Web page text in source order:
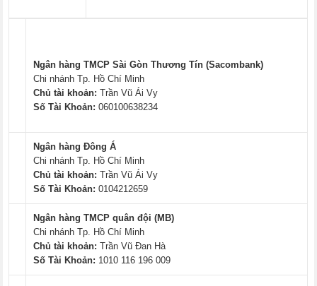
Ngân hàng TMCP Sài Gòn Thương Tín (Sacombank)
Chi nhánh Tp. Hồ Chí Minh
Chủ tài khoản: Trần Vũ Ái Vy
Số Tài Khoản: 060100638234
Ngân hàng Đông Á
Chi nhánh Tp. Hồ Chí Minh
Chủ tài khoản: Trần Vũ Ái Vy
Số Tài Khoản: 0104212659
Ngân hàng TMCP quân đội (MB)
Chi nhánh Tp. Hồ Chí Minh
Chủ tài khoản: Trần Vũ Đan Hà
Số Tài Khoản: 1010 116 196 009